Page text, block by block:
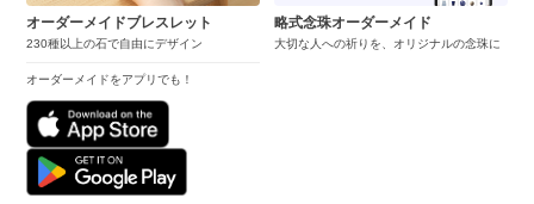
オーダーメイドブレスレット
230種以上の石で自由にデザイン
オーダーメイドをアプリでも！
略式念珠オーダーメイド
大切な人への祈りを、オリジナルの念珠に